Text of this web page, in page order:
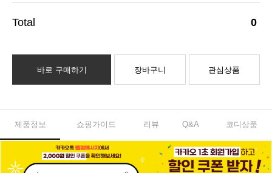
0
바로 구매하기 장바구니 관심상품
제품정보 쇼핑가이드 리뷰 Q&A 코디상품